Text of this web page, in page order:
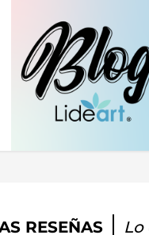
RESEÑAS Lo